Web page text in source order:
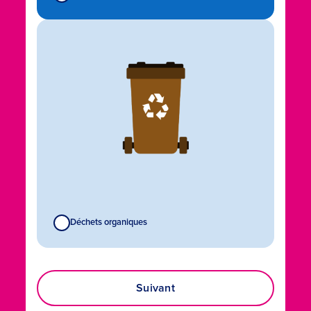
Déchets organiques
Suivant